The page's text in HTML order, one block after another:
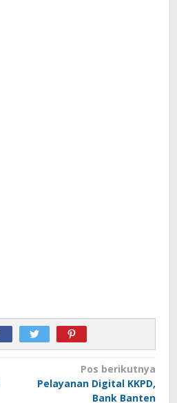
Pos berikutnya
Pelayanan Digital KKPD,
Bank Banten